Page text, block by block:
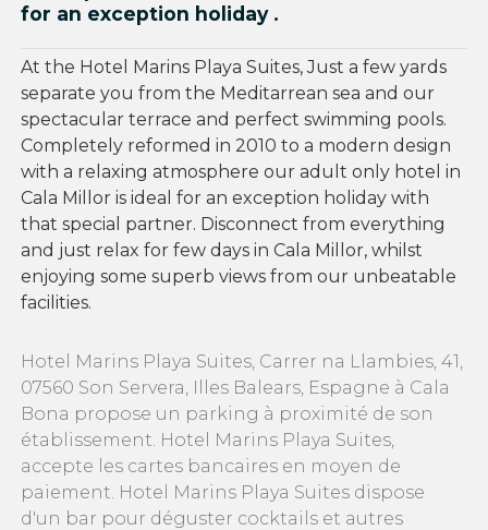
for an exception holiday .
At the Hotel Marins Playa Suites, Just a few yards
separate you from the Meditarrean sea and our
spectacular terrace and perfect swimming pools.
Completely reformed in 2010 to a modern design
with a relaxing atmosphere our adult only hotel in
Cala Millor is ideal for an exception holiday with
that special partner. Disconnect from everything
and just relax for few days in Cala Millor, whilst
enjoying some superb views from our unbeatable
facilities.
Hotel Marins Playa Suites, Carrer na Llambies, 41,
07560 Son Servera, Illes Balears, Espagne à Cala
Bona propose un parking à proximité de son
établissement. Hotel Marins Playa Suites,
accepte les cartes bancaires en moyen de
paiement. Hotel Marins Playa Suites dispose
d'un bar pour déguster cocktails et autres